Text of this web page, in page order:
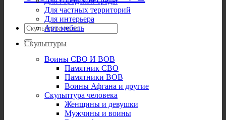
Искать:
Для частных территорий
Для интерьера
Арт-мебель
Скульптуры
Воины СВО И ВОВ
Памятник СВО
Памятники ВОВ
Воины Афгана и другие
Скульптура человека
Женщины и девушки
Мужчины и воины